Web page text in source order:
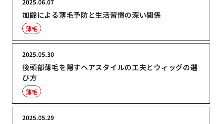
加齢による薄毛予防と生活習慣の深い関係
薄毛
後頭部薄毛を隠すヘアスタイルの工夫とウィッグの選
び方
2025.05.30
薄毛
2025.05.29